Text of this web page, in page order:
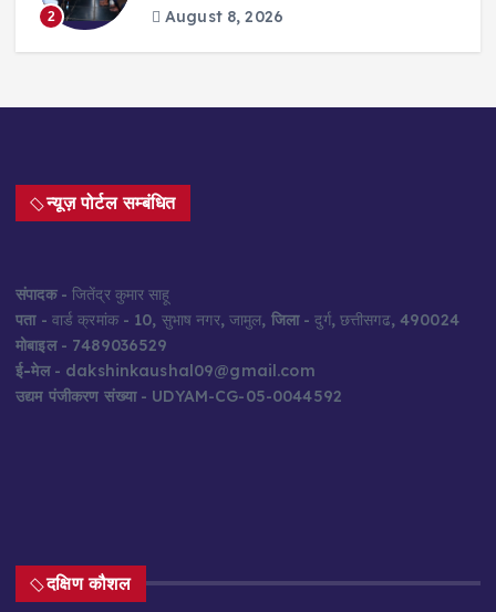
2 August 8, 2026
न्यूज़ पोर्टल सम्बंधित
संपादक- जितेंद्र कुमार साहू
पता- वार्ड क्रमांक - 10, सुभाष नगर, जामुल, जिला- दुर्ग, छत्तीसगढ, 490024
मोबाइल- 7489036529
ई-मेल- dakshinkaushal09@gmail.com
उद्यम पंजीकरण संख्या- UDYAM-CG-05-0044592
दक्षिण कौशल